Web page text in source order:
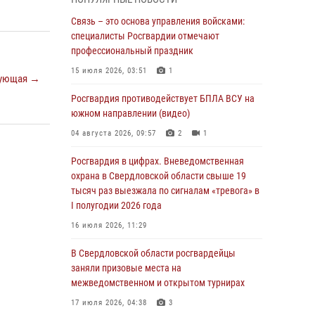
→
05 августа 2026, 05:44 10
Росгвардия противодействует БПЛА ВСУ на
южном направлении (видео)
Росгвардия приняла участие в обеспечении
безопасности Дня города в Екатеринбурге
Росгвардия приняла участие в
межведомственном антитеррористическом
учении в Свердловской области
31 июля 2026, 12:27
Росгвардия обеспечивает безопасность
граждан на южном направлении
31 июля 2026, 06:56 1
Связь – это основа управления войсками:
специалисты Росгвардии отмечают
профессиональный праздник
15 июля 2026, 03:51 1
Росгвардия противодействует БПЛА ВСУ на
южном направлении (видео)
04 августа 2026, 09:57 2 1
Росгвардия в цифрах. Вневедомственная
охрана в Свердловской области свыше 19
тысяч раз выезжала по сигналам «тревога» в
I полугодии 2026 года
16 июля 2026, 11:29
В Свердловской области росгвардейцы
заняли призовые места на
межведомственном и открытом турнирах
17 июля 2026, 04:38 3